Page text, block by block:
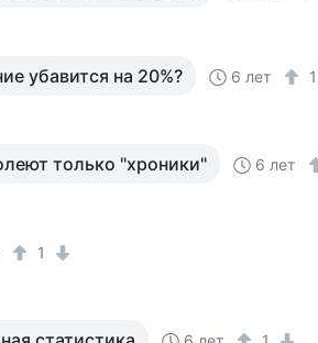
убавится на 20%? 6 лет 1
только "хроники" 6 лет
1